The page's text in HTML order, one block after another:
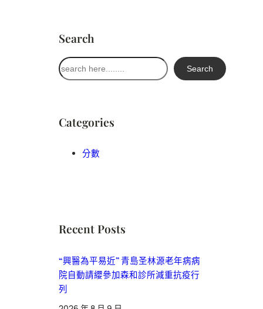
Search
搜
尋
Search
Categories
分數
Recent Posts
“興醫為平易近” 青島圣林源老年病病
院自動請纓參加森和診所減重抗疫行
列